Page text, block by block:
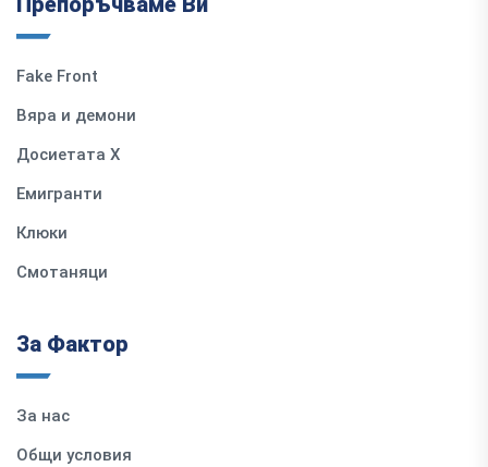
Fake Front
Вяра и демони
Досиетата Х
Емигранти
Клюки
Смотаняци
За Фактор
За нас
Общи условия